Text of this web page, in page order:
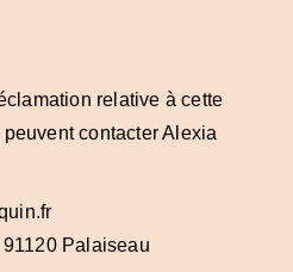
relative à cette
contacter Alexia
Palaiseau